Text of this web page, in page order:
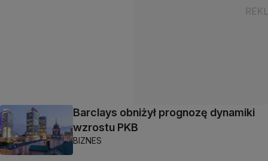
Barclays obniżył prognozę dynamiki
wzrostu PKB
BIZNES